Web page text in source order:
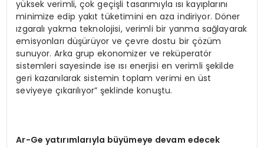
yüksek verimli, çok geçişli tasarımıyla ısı kayıplarını
minimize edip yakıt tüketimini en aza indiriyor. Döner
ızgaralı yakma teknolojisi, verimli bir yanma sağlayarak
emisyonları düşürüyor ve çevre dostu bir çözüm
sunuyor. Arka grup ekonomizer ve reküperatör
sistemleri sayesinde ise ısı enerjisi en verimli şekilde
geri kazanılarak sistemin toplam verimi en üst
seviyeye çıkarılıyor” şeklinde konuştu.
Ar-Ge yatırımlarıyla büyümeye devam edecek